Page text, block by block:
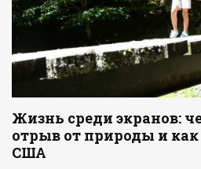
Жизнь среди экранов:
отрыв от природы и как
США